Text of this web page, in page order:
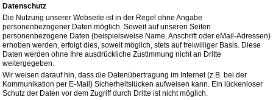
Datenschutz
Die Nutzung unserer Webseite ist in der Regel ohne Angabe
personenbezogener Daten möglich. Soweit auf unseren Seiten
personenbezogene Daten (beispielsweise Name, Anschrift oder eMail-Adressen)
erhoben werden, erfolgt dies, soweit möglich, stets auf freiwilliger Basis. Diese
Daten werden ohne Ihre ausdrückliche Zustimmung nicht an Dritte
weitergegeben.
Wir weisen darauf hin, dass die Datenübertragung im Internet (z.B. bei der
Kommunikation per E-Mail) Sicherheitslücken aufweisen kann. Ein lückenloser
Schutz der Daten vor dem Zugriff durch Dritte ist nicht möglich.